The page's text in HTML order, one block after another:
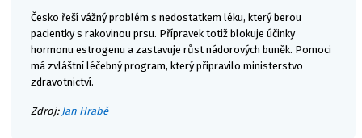
Česko řeší vážný problém s nedostatkem léku, který berou
pacientky s rakovinou prsu. Přípravek totiž blokuje účinky
hormonu estrogenu a zastavuje růst nádorových buněk. Pomoci
má zvláštní léčebný program, který připravilo ministerstvo
zdravotnictví.
Zdroj: Jan Hrabě